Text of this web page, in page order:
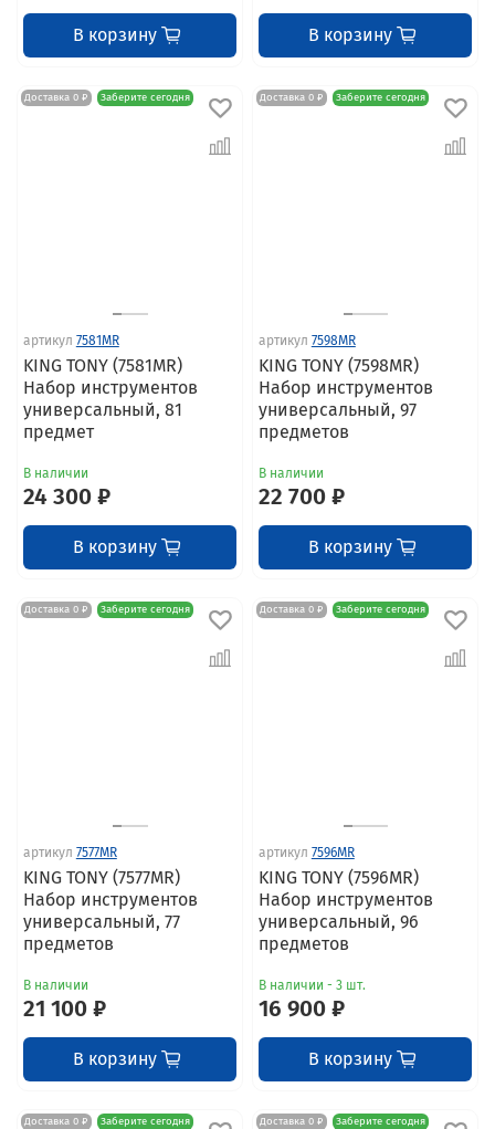
В корзину В корзину
Доставка 0 ₽ Заберите сегодня
артикул 7581MR
KING TONY (7581MR)
Набор инструментов
универсальный, 81
предмет
В наличии
24 300 ₽
В корзину
Доставка 0 ₽ Заберите сегодня
артикул 7598MR
KING TONY (7598MR)
Набор инструментов
универсальный, 97
предметов
В наличии
22 700 ₽
В корзину
Доставка 0 ₽ Заберите сегодня
артикул 7577MR
KING TONY (7577MR)
Набор инструментов
универсальный, 77
предметов
В наличии
21 100 ₽
В корзину
Доставка 0 ₽ Заберите сегодня
артикул 7596MR
KING TONY (7596MR)
Набор инструментов
универсальный, 96
предметов
В наличии - 3 шт.
16 900 ₽
В корзину
Доставка 0 ₽ Заберите сегодня Доставка 0 ₽ Заберите сегодня